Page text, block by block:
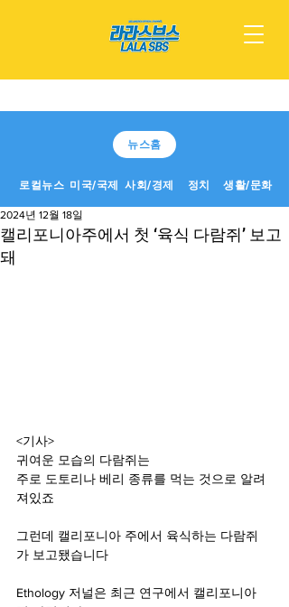
뉴스홈
로컬뉴스 미국/국제 사회/경제 정치 생활/문화
캘리포니아주에서 첫 ‘육식 다람쥐’ 보고
돼
2024년 12월 18일
<기사>
귀여운 모습의 다람쥐는
주로 도토리나 베리 종류를 먹는 것으로 알려
져있죠
그런데 캘리포니아 주에서 육식하는 다람쥐
가 보고됐습니다
Ethology 저널은 최근 연구에서 캘리포니아